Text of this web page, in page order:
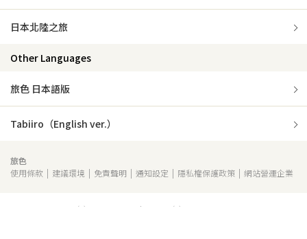
日本北陸之旅
Other Languages
旅色 日本語版
Tabiiro（English ver.）
旅色
使用條款
建議環境 免責聲明 通知設定 隱私權保護政策 網站營運企業
(c) Brangista Media Inc. (c) Brangista.tw.